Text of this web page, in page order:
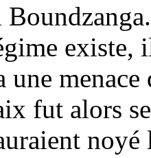
existe,
une
fut alors